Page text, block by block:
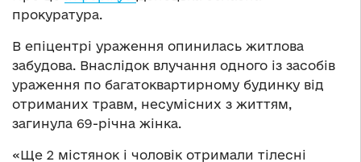
прокуратура.
В епіцентрі ураження опинилась житлова
забудова. Внаслідок влучання одного із засобів
ураження по багатоквартирному будинку від
отриманих травм, несумісних з життям,
загинула 69-річна жінка.
«Ще 2 містянок і чоловік отримали тілесні